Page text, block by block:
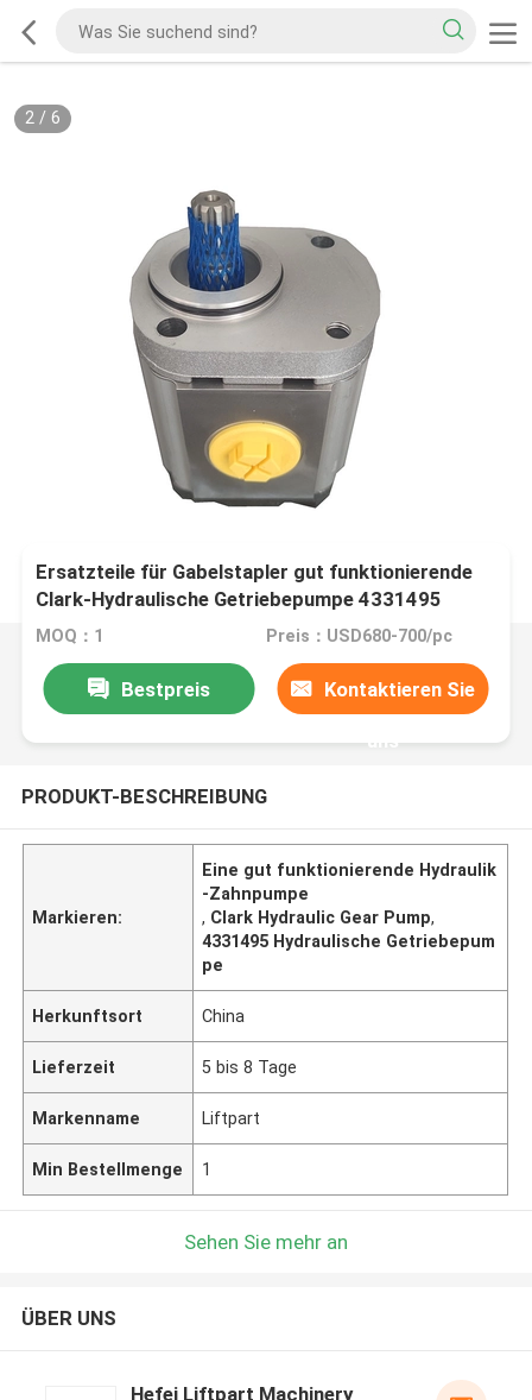
2/ 6
Ersatzteile für Gabelstapler gut funktionierende
Clark-Hydraulische Getriebepumpe 4331495
MOQ：1 Preis：USD680-700/pc
Bestpreis Kontaktieren Sie
uns
PRODUKT-BESCHREIBUNG
Markieren:
Eine gut funktionierende Hydraulik
-Zahnpumpe
, Clark Hydraulic Gear Pump,
4331495 Hydraulische Getriebepum
pe
Herkunftsort China
Lieferzeit 5 bis 8 Tage
Markenname Liftpart
Min Bestellmenge 1
Sehen Sie mehr an
ÜBER UNS
Hefei Liftpart Machinery